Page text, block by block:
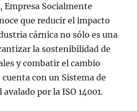
, Empresa Socialmente
que reducir el impacto
cárnica no sólo es una
la sostenibilidad de
y combatir el cambio
con un Sistema de
por la ISO 14001.